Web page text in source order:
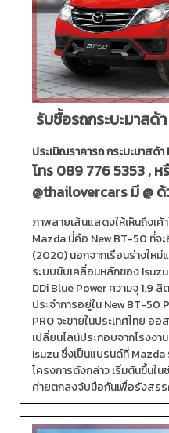
รับซื้อรถกระบะมาสด้
ประเมิณราคารถ กระบะมาสด้
โทร089 776 5353, ห
@thailovercarsมี @
ภาพลายเส้นแสดงให้เห็นถึงเค้
Mazda นี่คือ New BT-50 ที่จ
(2020) นอกจากเรือนร่างใหม่
ระบบขับเคลื่อนหลักของ
DDi Blue Power ความจุ 1.9
ประจำการอยู่ใน New BT-50
PRO จะขายในประเทศไทย อ
เปลี่ยนไลน์ประกอบจากโรงงา
Isuzu ซึ่งเป็นแบรนด์ที่
โครงการดังกล่าว เริ่มต้นขึ้นใ
ค่ายตกลงจับมือกันเพื่อรังสร